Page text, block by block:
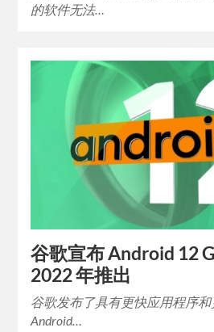
的软件无法…
谷歌宣布 Android 12
2022 年推出
谷歌发布了具有更快应用程序
Android…